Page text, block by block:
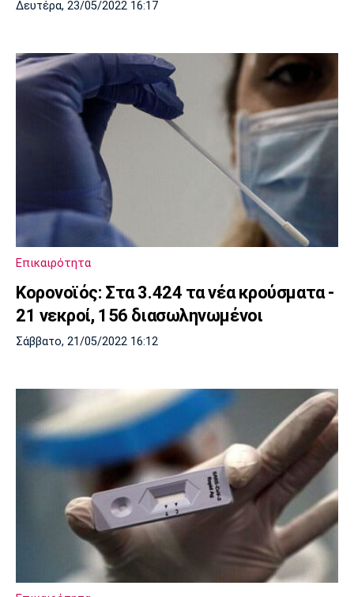
Δευτέρα, 23/05/2022 16:17
Επικαιρότητα
Κορονοϊός: Στα 3.424 τα νέα κρούσματα -
21 νεκροί, 156 διασωληνωμένοι
Σάββατο, 21/05/2022 16:12